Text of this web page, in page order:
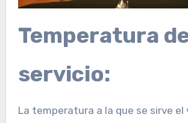
Temperatura
servicio:
La temperatura a la que se sirve